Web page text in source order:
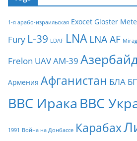
1-я арабо-израильская Exocet Gloster
Fury L-39 LDAF LNA LNA AF
Frelon UAVАМ-39
Армения Афганистан БЛА
ВВС Ирака ВВС
1991 Война на Донбассе Карабах